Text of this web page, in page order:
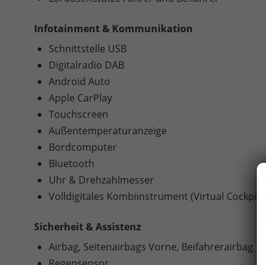
Infotainment & Kommunikation
Schnittstelle USB
Digitalradio DAB
Android Auto
Apple CarPlay
Touchscreen
Außentemperaturanzeige
Bordcomputer
Bluetooth
Uhr & Drehzahlmesser
Volldigitales Kombiinstrument (Virtual Cockpit)
Sicherheit & Assistenz
Airbag, Seitenairbags Vorne, Beifahrerairbag